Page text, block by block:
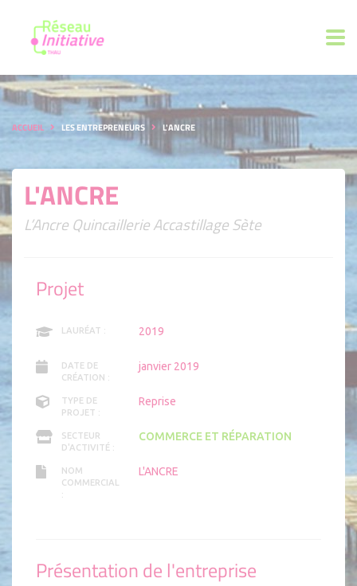
ACCUEIL LES ENTREPRENEURS L'ANCRE
L'ANCRE
L’Ancre Quincaillerie Accastillage Sète
Projet
LAURÉAT : 2019
DATE DE
CRÉATION :
janvier 2019
TYPE DE
PROJET :
Reprise
SECTEUR
D'ACTIVITÉ :
COMMERCE ET RÉPARATION
NOM
COMMERCIAL
:
L'ANCRE
Présentation de l'entreprise